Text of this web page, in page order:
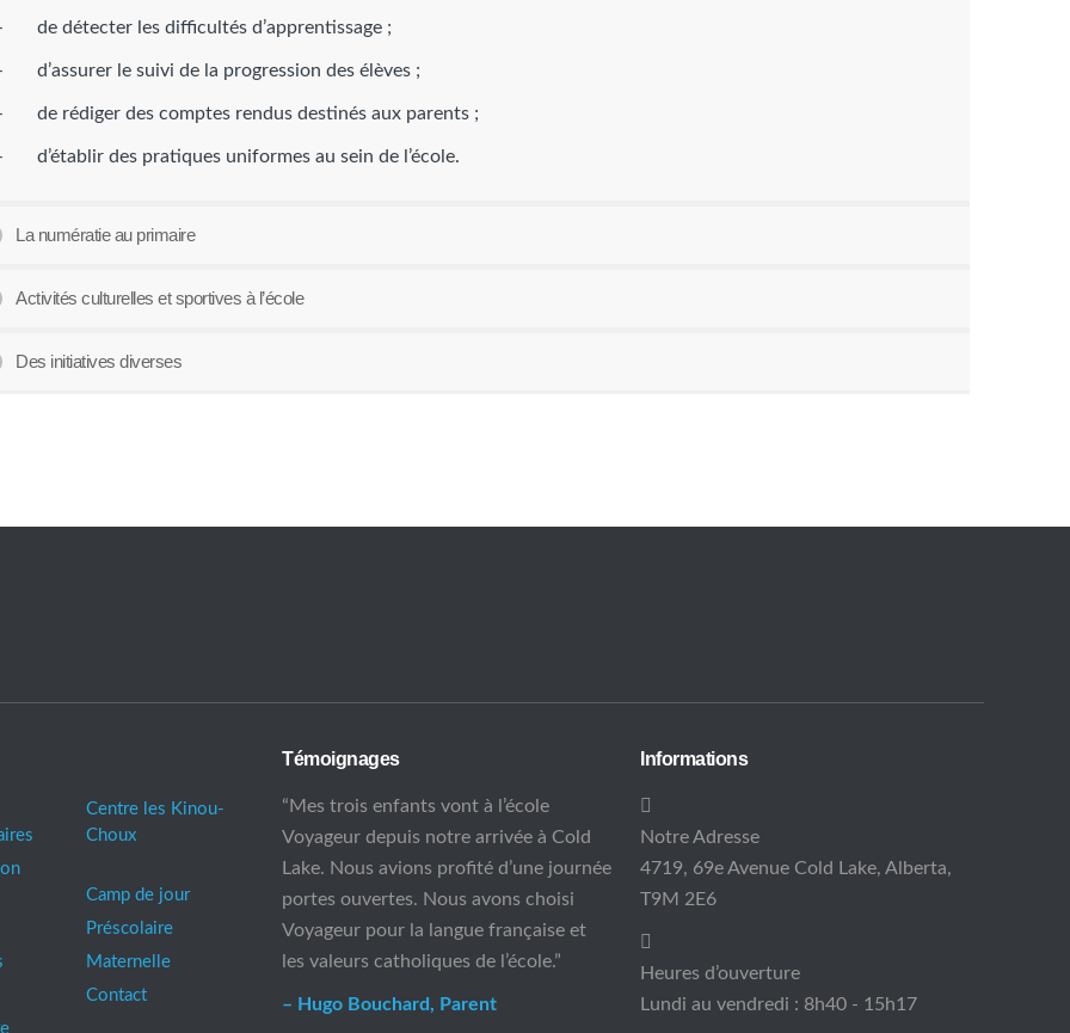
de détecter les difficultés d’apprentissage ;
d’assurer le suivi de la progression des élèves ;
de rédiger des comptes rendus destinés aux parents ;
d’établir des pratiques uniformes au sein de l’école.
La numératie au primaire
Activités culturelles et sportives à l’école
Des initiatives diverses
Centre les Kinou-
Choux
Camp de jour
Préscolaire
Maternelle
Contact
Témoignages
“Mes trois enfants vont à l’école
Voyageur depuis notre arrivée à Cold
Lake. Nous avions profité d’une journée
portes ouvertes. Nous avons choisi
Voyageur pour la langue française et
les valeurs catholiques de l’école.”
– Hugo Bouchard, Parent
Informations
Notre Adresse
4719, 69e Avenue Cold Lake, Alberta,
T9M 2E6
Heures d’ouverture
Lundi au vendredi : 8h40 - 15h17